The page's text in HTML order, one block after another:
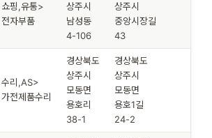
쇼핑,유통>
전자부품
상주시
남성동
4-106
상주시
중앙시장길
43
수리,AS>
가전제품수리
경상북도
상주시
모동면
용호리
38-1
경상북도
상주시
모동면
용호1길
24-2